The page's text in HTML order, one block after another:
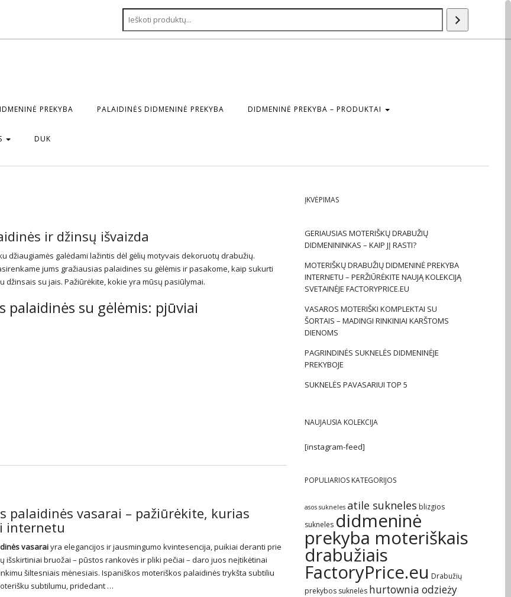
PREKYBA PALAIDINĖS DIDMENINĖ PREKYBA DIDMENINĖ PREKYBA – PRODUKTAI
DUK
ir džinsų išvaizda
džiaugiamės galėdami lažintis dėl gėlių motyvais dekoruotų drabužių.
jums gražiausias palaidines su gėlėmis ir pasakome, kaip sukurti
džinsais su jais. Pažiūrėkite, kokie yra mūsų pasiūlymai.
palaidinės su gėlėmis: pjūviai
palaidinės vasarai – pažiūrėkite, kurias
internetu
vasaraiyra elegancijos ir jausmingumo kvintesencija, puikiai deranti prie
išskirtiniai bruožai – pūstos rankovės ir pliki pečiai – daro juos neįtikėtinai
šiltesniais mėnesiais. Ispaniškos moteriškos palaidinės trykšta subtiliu
subtilumu, pridedant …
ĮKVĖPIMAS
GERIAUSIAS MOTERIŠKŲ DRABUŽIŲ
DIDMENININKAS – KAIP JĮ RASTI?
MOTERIŠKŲ DRABUŽIŲ DIDMENINĖ PREKYBA
INTERNETU – PERŽIŪRĖKITE NAUJĄ KOLEKCIJĄ
SVETAINĖJE FACTORYPRICE.EU
VASAROS MOTERIŠKI KOMPLEKTAI SU
ŠORTAIS – MADINGI RINKINIAI KARŠTOMS
DIENOMS
PAGRINDINĖS SUKNELĖS DIDMENINĖJE
PREKYBOJE
SUKNELĖS PAVASARIUI TOP 5
NAUJAUSIA KOLEKCIJA
[instagram-feed]
POPULIARIOS KATEGORIJOS
asos sukneles atile sukneles blizgios
sukneles didmeninė
prekyba moteriškais
drabužiais
FactoryPrice.eu Drabužių
prekybos suknelės hurtownia odzieży